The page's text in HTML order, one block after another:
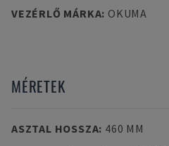
VEZÉRLŐ MÁRKA: OKUMA
MÉRETEK
ASZTAL HOSSZA: 460 MM